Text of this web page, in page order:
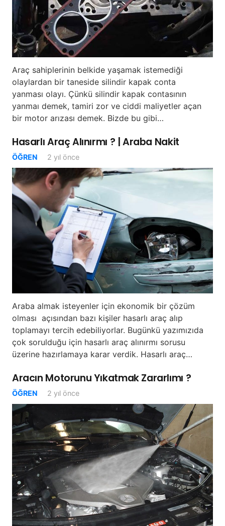
Araç sahiplerinin belkide yaşamak istemediği
olaylardan bir taneside silindir kapak conta
yanması olayı. Çünkü silindir kapak contasının
yanmaı demek, tamiri zor ve ciddi maliyetler açan
bir motor arızası demek. Bizde bu gibi…
Hasarlı Araç Alınırmı ? | Araba Nakit
ÖĞREN 2 yıl önce
Araba almak isteyenler için ekonomik bir çözüm
olması açısından bazı kişiler hasarlı araç alıp
toplamayı tercih edebiliyorlar. Bugünkü yazımızıda
çok sorulduğu için hasarlı araç alınırmı sorusu
üzerine hazırlamaya karar verdik. Hasarlı araç…
Aracın Motorunu Yıkatmak Zararlımı ?
ÖĞREN 2 yıl önce